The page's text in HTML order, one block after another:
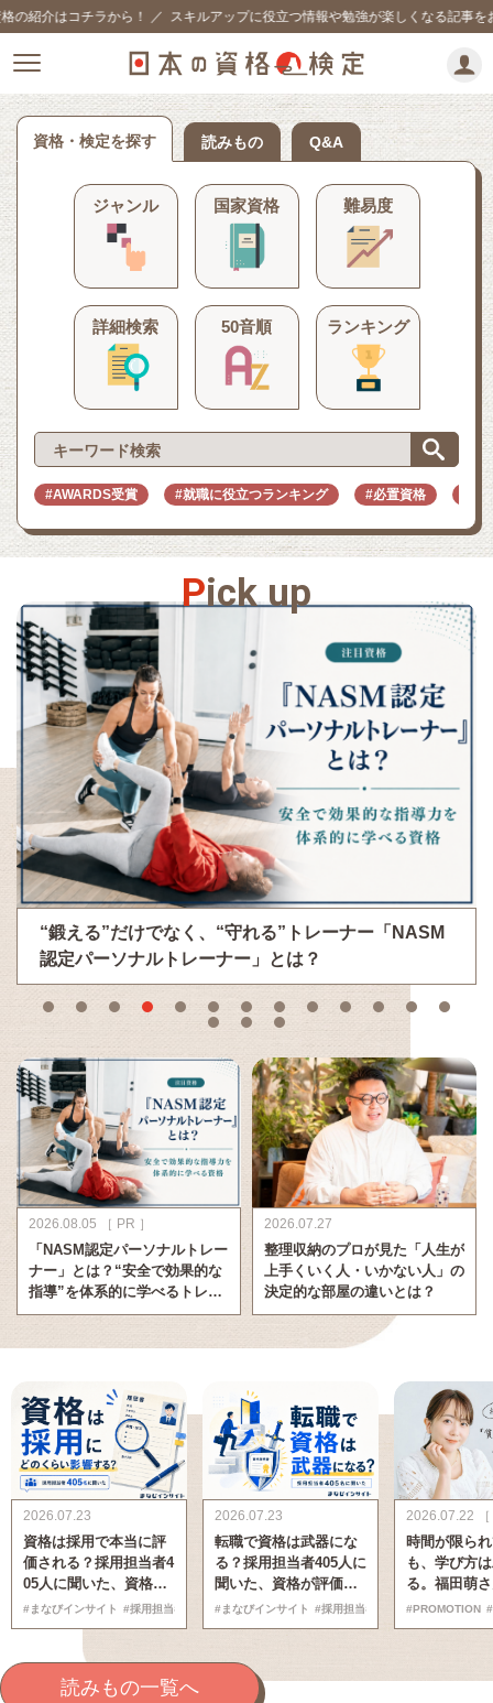
はコチラから！／ スキルアップに役立つ情報や勉強が楽しくなる記事をお届け
資格・検定を探す 読みもの Q&A
ジャンル 国家資格 難易度
詳細検索 50音順 ランキング
#AWARDS受賞 #就職に役立つランキング #必置資格
Pick up
“鍛える”だけでなく、“守れる”トレーナー「NASM
認定パーソナルトレーナー」とは？
2026.08.05 ［ PR ］
「NASM認定パーソナルトレー
ナー」とは？“安全で効果的な
指導”を体系的に学べるトレー
ナー資格
2026.07.27
整理収納のプロが見た「人生が
上手くいく人・いかない人」の
決定的な部屋の違いとは？
2026.07.23
資格は採用で本当に評
価される？採用担当者4
05人に聞いた、資格・
検定の本当の価値【ま
なびインサイト】
#まなびインサイト #採用担当者に聞いた #モチベーション #アンケート #勉強方法
2026.07.23
転職で資格は武器にな
る？採用担当者405人に
聞いた、資格が評価に
つながる条件【まなび
インサイト】
#まなびインサイト #採用担当者に聞いた #モチベーシ
2026.07.22
時間が限ら
も、学び方
る。福田萌
ぶ、忙しい
の国家資格
#PROMOTION
読みもの一覧へ